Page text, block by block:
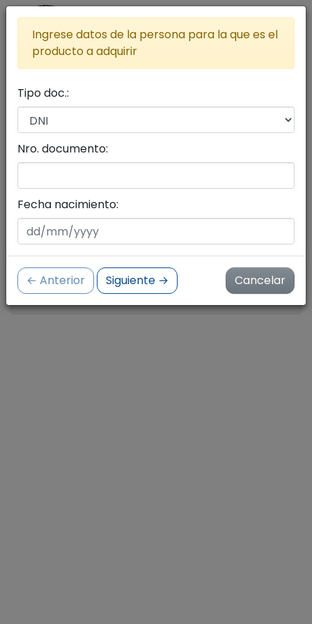
Lista de productos a adquirir
de compras
Cantidad de productos:
0
Importe:
$ 0.00
Ingrese datos de la persona para la que es el
producto a adquirir
Tipo doc.:
Nro. documento:
Fecha nacimiento:
← Anterior Siguiente → Cancelar